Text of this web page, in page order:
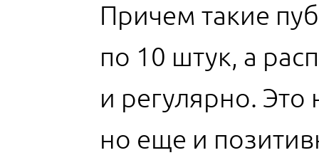
Причем такие
по 10 штук, а
и регулярно. Это
но еще и